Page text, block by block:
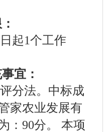
起1个工作
宜：
分法。中标成
家农业发展有
：90分。 本项